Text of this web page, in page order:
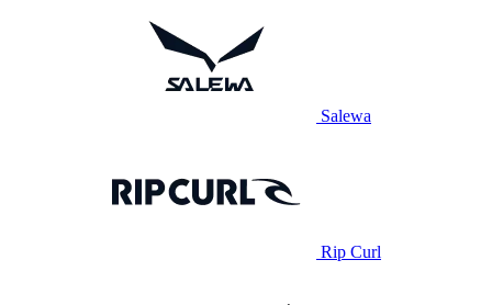
Salewa
Rip Curl